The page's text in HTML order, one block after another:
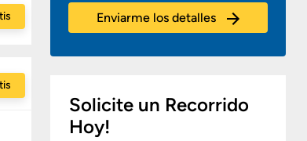
Enviarme los detalles
Solicite un Recorrido
Hoy!